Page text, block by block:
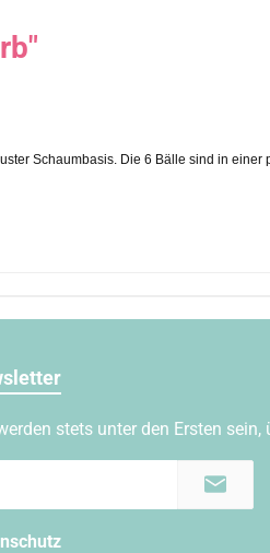
Schaumbasis. Die 6 Bälle sind in
stets unter den Ersten